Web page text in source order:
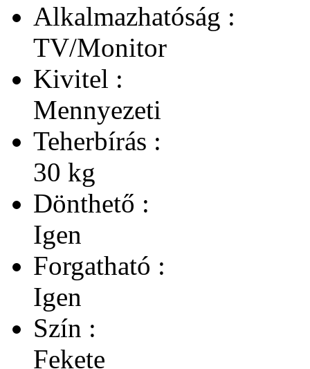
Alkalmazhatóság :
TV/Monitor
Kivitel :
Mennyezeti
Teherbírás :
30 kg
Dönthető :
Igen
Forgatható :
Igen
Szín :
Fekete